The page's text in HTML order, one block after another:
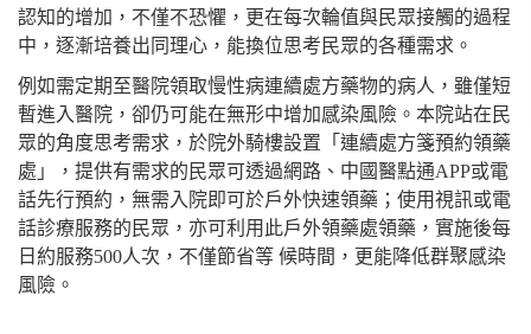
認知的增加，不僅不恐懼，更在每次輪值與民眾接觸的過程
中，逐漸培養出同理心，能換位思考民眾的各種需求。
例如需定期至醫院領取慢性病連續處方藥物的病人，雖僅短
暫進入醫院，卻仍可能在無形中增加感染風險。本院站在民
眾的角度思考需求，於院外騎樓設置「連續處方箋預約領藥
處」，提供有需求的民眾可透過網路、中國醫點通APP或電
話先行預約，無需入院即可於戶外快速領藥；使用視訊或電
話診療服務的民眾，亦可利用此戶外領藥處領藥，實施後每
日約服務500人次，不僅節省等 候時間，更能降低群聚感染
風險。